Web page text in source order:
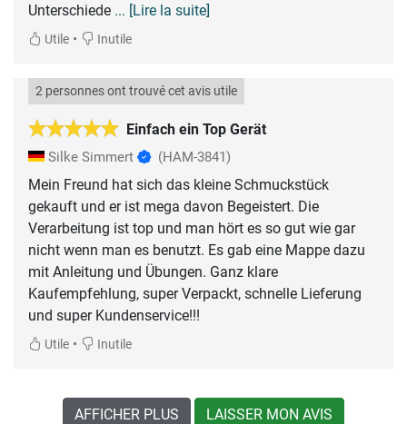
Unterschiede ... [Lire la suite]
Utile • Inutile
Einfach ein Top Gerät
2 personnes ont trouvé cet avis utile
Silke Simmert (HAM-3841)
Mein Freund hat sich das kleine Schmuckstück
gekauft und er ist mega davon Begeistert. Die
Verarbeitung ist top und man hört es so gut wie gar
nicht wenn man es benutzt. Es gab eine Mappe dazu
mit Anleitung und Übungen. Ganz klare
Kaufempfehlung, super Verpackt, schnelle Lieferung
und super Kundenservice!!!
Utile • Inutile
AFFICHER PLUS LAISSER MON AVIS